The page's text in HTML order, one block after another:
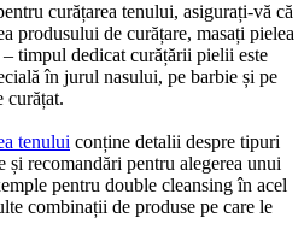
curățarea tenului, asigurați-vă că
produsului de curățare, masați pielea
timpul dedicat curățării pielii este
în jurul nasului, pe barbie și pe
curățat.
tenului conține detalii despre tipuri
și recomandări pentru alegerea unui
pentru double cleansing în acel
combinații de produse pe care le